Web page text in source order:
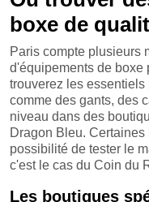
boxe de
Paris compte plusieurs
d'équipements de boxe
trouverez les
comme des gants, des
niveau dans des
Dragon Bleu.
possibilité de tester le
c'est le cas du Coin du
Les boutiques